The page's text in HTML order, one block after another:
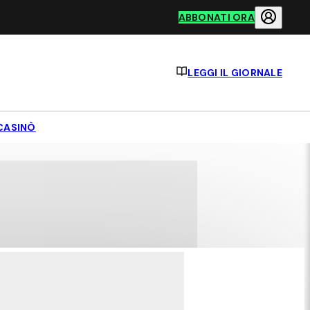
ABBONATI ORA
LEGGI IL GIORNALE